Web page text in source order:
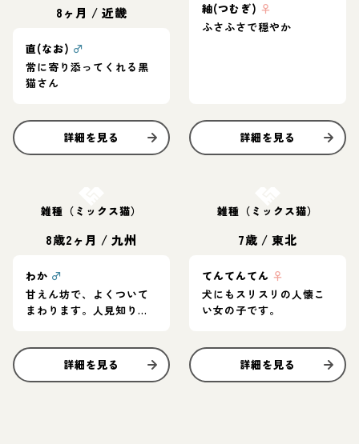
8ヶ月 /近畿
直(なお) ♂
常に寄り添ってくれる黒
猫さん
詳細を見る
紬(つむぎ) ♀
ふさふさで穏やか
詳細を見る
雑種（ミックス猫）
8歳2ヶ月 / 九州
わか ♂
甘えん坊で、よくついて
まわります。人見知りし
詳細を見る
雑種（ミックス猫）
7歳 /東北
てんてんてん ♀
犬にもスリスリの人懐こ
い女の子です。
詳細を見る